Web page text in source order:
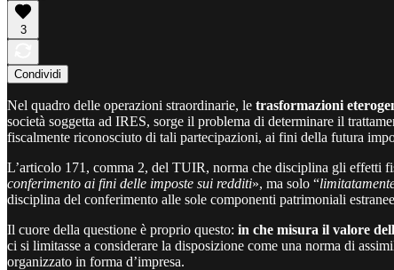
3
Condividi
Nel quadro delle operazioni straordinarie, le trasformazioni
società soggetta ad IRES, sorge il problema di determinare il
fiscalmente riconosciuto di tali partecipazioni, ai fini della futura
L’articolo 171, comma 2, del TUIR, norma che disciplina gli effetti
conferimento ai fini delle imposte sui redditi», ma solo “
disciplina del conferimento alle sole componenti patrimoniali
Il cuore della questione è proprio questo: in che misura il valore
ci si limitasse a considerare la disposizione come una norma di
organizzato in forma d’impresa.